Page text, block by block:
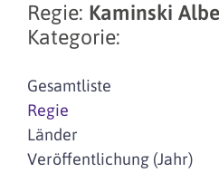
Regie: Kaminski
Kategorie:
Gesamtliste
Regie
Länder
Veröffentlichung (Jahr)